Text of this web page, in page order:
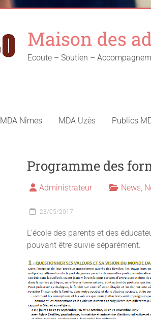
Maison des
Ecoute – Soutien –
MDA Nîmes MDA Uzès Publics
Programme des
Administrateur News,
23/05/2017
L’école des parents et des
pouvant être suivie séparément.